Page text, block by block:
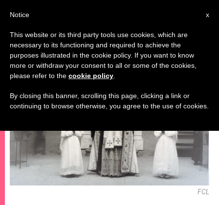
مريم وأعياد مريمية
FCL
x
Notice
This website or its third party tools use cookies, which are
necessary to its functioning and required to achieve the
purposes illustrated in the cookie policy. If you want to know
more or withdraw your consent to all or some of the cookies,
please refer to the cookie policy
By closing this banner, scrolling this page, clicking a link or
continuing to browse otherwise, you agree to the use of cookies.